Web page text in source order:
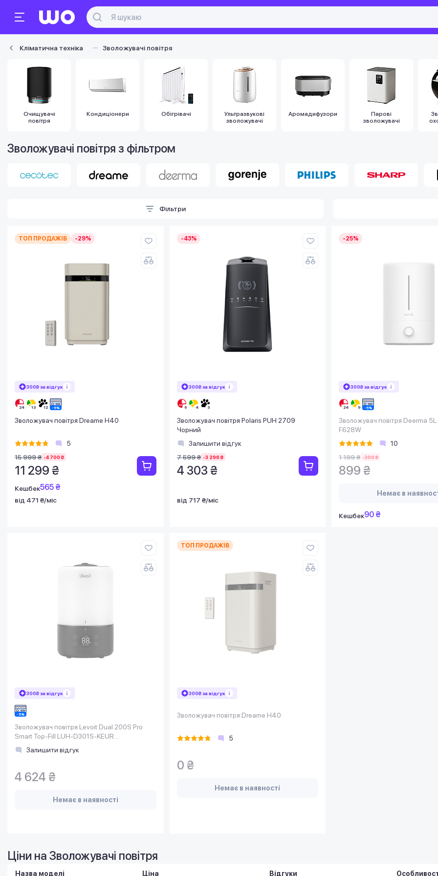
Кліматична техніка Зволожувачі повітря
Очищувачі
повітря
Кондиціонери Обігрівачі
Ультразвукові
зволожувачі
Аромадифузори
Парові
зволожувачі
Зволожувачі повітря з фільтром
Фільтри
ТОП ПРОДАЖІВ -29%
300₴ за відгук
Зволожувач повітря Dreame H40
5
15 999 ₴ -4 700 ₴
11 299 ₴
Кешбек565 ₴
від 471 ₴/міс
-43%
300₴ за відгук
Зволожувач повітря Polaris PUH 2709
Чорний
Залишити відгук
7 599 ₴ -3 296 ₴
4 303 ₴
від 717 ₴/міс
-25%
300₴ за відгук
Зволожувач повітря Deerma
F628W
10
1 199 ₴ -300 ₴
899 ₴
Немає в
Кешбек90 ₴
300₴ за відгук
Зволожувач повітря Levoit Dual 200S Pro
Smart Top-Fill LUH-D301S-KEUR
(HEAPHULVSEU0079Y)
Залишити відгук
4 624 ₴
Немає в наявності
ТОП ПРОДАЖІВ
300₴ за відгук
Зволожувач повітря Dreame H40
5
0 ₴
Немає в наявності
Ціни на Зволожувачі повітря
Назва моделі Ціна Відгуки